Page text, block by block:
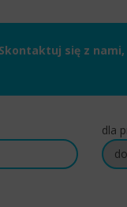
się z
dla